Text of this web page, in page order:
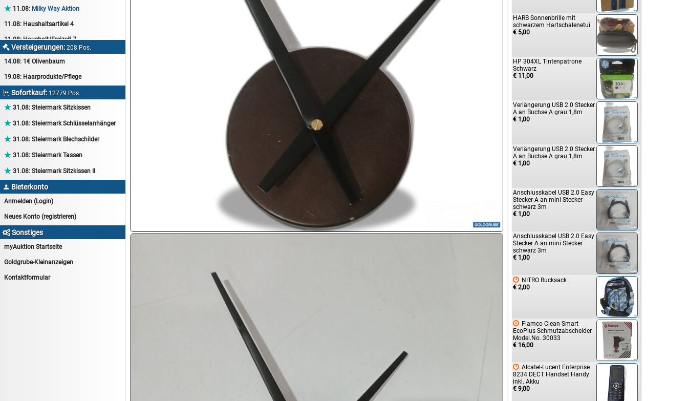
 11.08: Milky Way Aktion
11.08: Haushaltsartikel 4
11.08:Haushalt/Freizeit 7
12.08:Sammelauktion
12.08:Pralinen Auktion
12.08:Haushalt/Freizeit
14.08:1€ Totalabverkauf
15.08:Lebensmittel/Wein
15.08:Drogerie/Kosmetik
 Versteigerungen:208 Pos.
14.08: 1€ Olivenbaum
19.08: Haarprodukte/Pflege
 Sofortkauf: 12779 Pos.
 31.08: Steiermark Sitzkissen
 31.08: Steiermark Schlüsselanhänger
 31.08: Steiermark Blechschilder
 31.08: Steiermark Tassen
 31.08: Steiermark Sitzkissen II
 Bieterkonto
Anmelden (Login)
Neues Konto (registrieren)
Sonstiges
myAuktion Startseite
Goldgrube-Kleinanzeigen
Kontaktformular
HARB Sonnenbrille mit
schwarzem Hartschalenetui
€ 5,00
HP 304XL Tintenpatrone
Schwarz
€ 11,00
Verlängerung USB 2.0 Stecker
A an Buchse A grau 1,8m
€ 1,00
Verlängerung USB 2.0 Stecker
A an Buchse A grau 1,8m
€ 1,00
Anschlusskabel USB 2.0 Easy
Stecker A an mini Stecker
schwarz 3m
€ 1,00
Anschlusskabel USB 2.0 Easy
Stecker A an mini Stecker
schwarz 3m
€ 1,00
 NITRO Rucksack
€ 2,00
 Flamco Clean Smart
EcoPlus Schmutzabscheider
Model.No. 30033
€ 16,00
 Alcatel-Lucent Enterprise
8234 DECT Handset Handy
inkl. Akku
€ 9,00